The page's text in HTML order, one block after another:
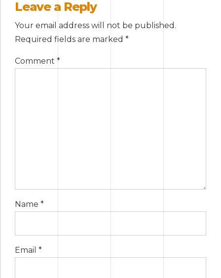
Leave a Reply
Your email address will not be published.
Required fields are marked *
Comment *
Name *
Email *